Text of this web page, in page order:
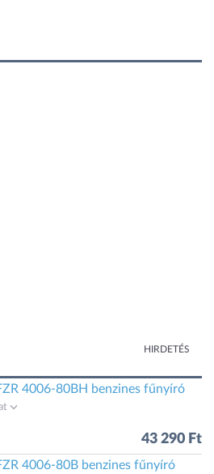
HIRDETÉS
4006-80BH benzines fűnyíró
43 290 Ft
4006-80B benzines fűnyíró